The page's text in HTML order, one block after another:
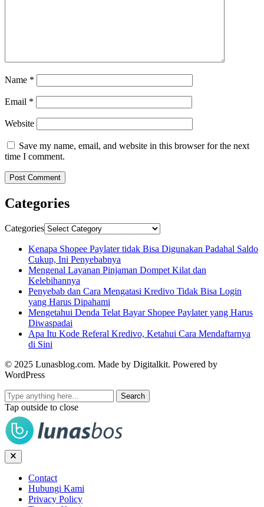
Name *
Email *
Website
Save my name, email, and website in this browser for the next
time I comment.
Categories
Categories
Kenapa Shopee Paylater tidak Bisa Digunakan Padahal Saldo
Cukup, Ini Penyebabnya
Mengenal Layanan Pinjaman Dompet Kilat dan
Kelebihannya
Penyebab dan Cara Mengatasi Kredivo Tidak Bisa Login
yang Harus Dipahami
Mengetahui Denda Telat Bayar Shopee Paylater yang Harus
Diwaspadai
Apa Itu Kode Referal Kredivo, Ketahui Cara Mendaftarnya
di Sini
© 2025 Lunasblog.com. Made by Digitalkit. Powered by
WordPress
Search
Tap outside to close
Contact
Hubungi Kami
Privacy Policy